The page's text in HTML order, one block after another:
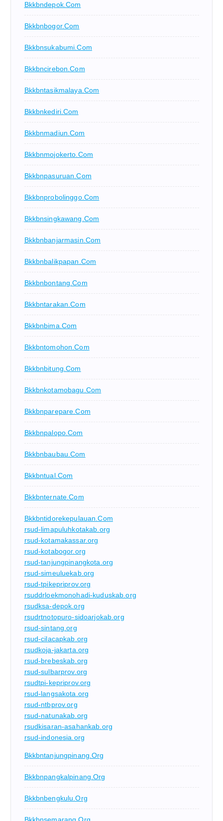
Bkkbndepok.com
Bkkbnbogor.com
Bkkbnsukabumi.com
Bkkbncirebon.com
Bkkbntasikmalaya.com
Bkkbnkediri.com
Bkkbnmadiun.com
Bkkbnmojokerto.com
Bkkbnpasuruan.com
Bkkbnprobolinggo.com
Bkkbnsingkawang.com
Bkkbnbanjarmasin.com
Bkkbnbalikpapan.com
Bkkbnbontang.com
Bkkbntarakan.com
Bkkbnbima.com
Bkkbntomohon.com
Bkkbnbitung.com
Bkkbnkotamobagu.com
Bkkbnparepare.com
Bkkbnpalopo.com
Bkkbnbaubau.com
Bkkbntual.com
Bkkbnternate.com
Bkkbntidorekepulauan.com
rsud-limapuluhkotakab.org
rsud-kotamakassar.org
rsud-kotabogor.org
rsud-tanjungpinangkota.org
rsud-simeuluekab.org
rsud-tpikepriprov.org
rsuddrloekmonohadi-kuduskab.org
rsudksa-depok.org
rsudrtnotopuro-sidoarjokab.org
rsud-sintang.org
rsud-cilacapkab.org
rsudkoja-jakarta.org
rsud-brebeskab.org
rsud-sulbarprov.org
rsudtpi-kepriprov.org
rsud-langsakota.org
rsud-ntbprov.org
rsud-natunakab.org
rsudkisaran-asahankab.org
rsud-indonesia.org
Bkkbntanjungpinang.org
Bkkbnpangkalpinang.org
Bkkbnbengkulu.org